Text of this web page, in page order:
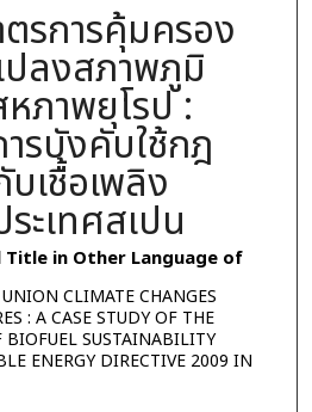
รการคุ้มครอง
ลงสภาพภูมิ
ภาพยุโรป :
รบังคับใช้กฎ
เชื้อเพลิง
ะเทศสเปน
in Other Language of
CLIMATE CHANGES
: A CASE STUDY OF THE
SUSTAINABILITY
ENERGY DIRECTIVE 2009 IN